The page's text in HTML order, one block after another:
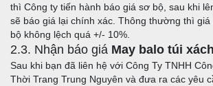
thì Công ty tiến hành báo giá sơ bộ, sau khi
sẽ báo giá lại chính xác. Thông thường thì
bộ không lệch quá +/- 10%.
2.3. Nhận báo giá May balo túi
Sau khi bạn đã liên hệ với Công Ty TNHH
Thời Trang Trung Nguyên và đưa ra các yêu